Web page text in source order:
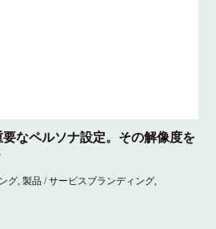
なペルソナ設定。その解像度を
グ ,製品 / サービスブランディング